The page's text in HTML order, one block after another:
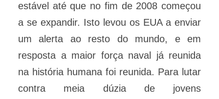
estável até que no fim de 2008 começou
a se expandir. Isto levou os EUA a enviar
um alerta ao resto do mundo, e em
resposta a maior força naval já reunida
na história humana foi reunida. Para lutar
contra meia dúzia de jovens